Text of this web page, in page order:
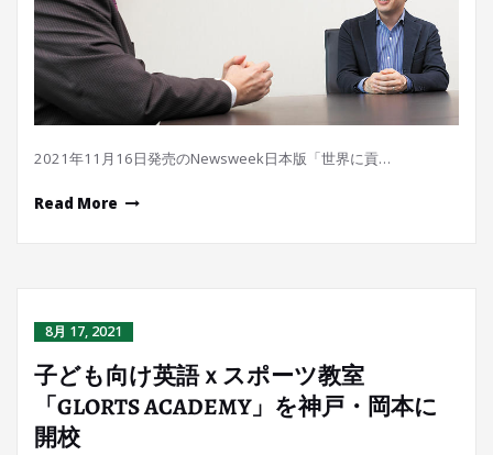
2021年11月16日発売のNewsweek日本版「世界に貢…
Read More
8月 17, 2021
子ども向け英語ｘスポーツ教室
「GLORTS ACADEMY」を神戸・岡本に
開校